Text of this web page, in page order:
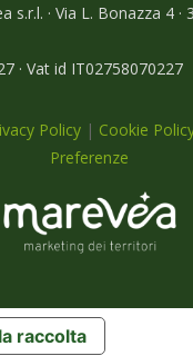
s.r.l. · Via L. Bonazza 4 ·
· Vat id IT02758070227
Policy | Cookie
Preferenze
raccolta